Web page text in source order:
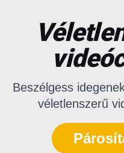
Beszélgess
véletlenszerű